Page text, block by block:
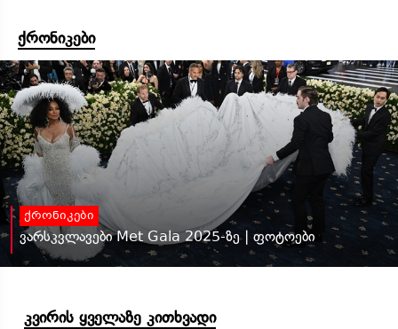
ქრონიკები
ქრონიკები
ვარსკვლავები Met Gala 2025-ზე | ფოტოები
კვირის ყველაზე კითხვადი